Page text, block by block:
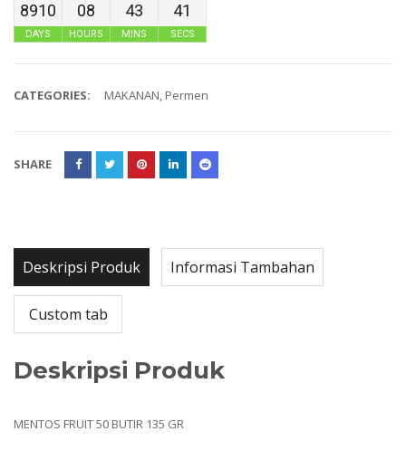
8910
DAYS
08
HOURS
43
MINS
41
SECS
CATEGORIES: MAKANAN, Permen
SHARE
Deskripsi Produk Informasi Tambahan
Custom tab
Deskripsi Produk
MENTOS FRUIT 50 BUTIR 135 GR